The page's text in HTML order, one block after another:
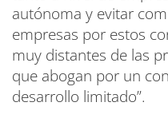
autónoma y evitar
empresas por estos
muy distantes de las
que abogan por un
desarrollo limitado”.